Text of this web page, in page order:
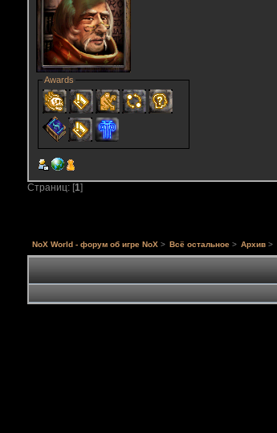
Awards
Страниц: [1]
NoX World - форум об игре NoX > Всё остальное > Архив >